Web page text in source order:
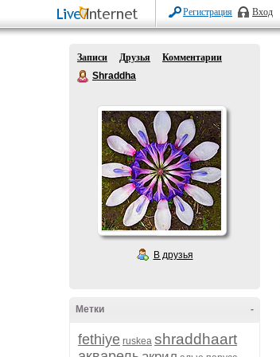
Регистрация Вход
Записи Друзья
Комментарии
Shraddha
В друзья
-
Метки
fethiye ruskea shraddhaart